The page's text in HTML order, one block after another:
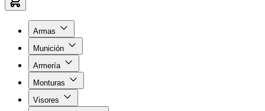
Armas
Munición
Armería
Monturas
Visores